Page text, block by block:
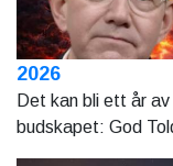
2026
Det kan bli ett år av
budskapet: God